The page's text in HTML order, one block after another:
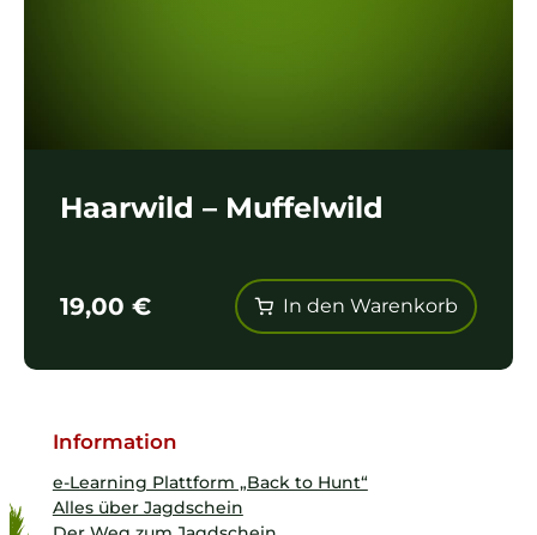
Haarwild – Muffelwild
19,00 € In den Warenkorb
Information
e-Learning Plattform „Back to Hunt“
Alles über Jagdschein